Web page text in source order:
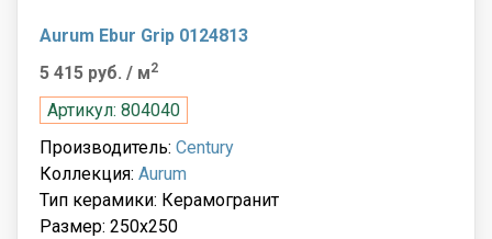
Aurum Ebur Grip 0124813
5 415 руб. / м2
Артикул: 804040
Производитель: Century
Коллекция: Aurum
Тип керамики: Керамогранит
Размер: 250x250